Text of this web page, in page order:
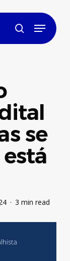
search
Menu
se
3 min read